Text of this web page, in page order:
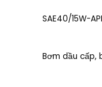
SAE40/15W-API
Bơm dầu cấp,